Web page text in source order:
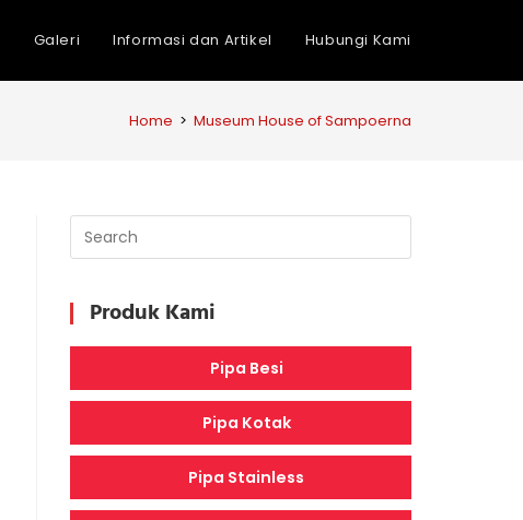
Galeri Informasi dan Artikel Hubungi Kami
Home > Museum House of Sampoerna
Produk Kami
Pipa Besi
Pipa Kotak
Pipa Stainless